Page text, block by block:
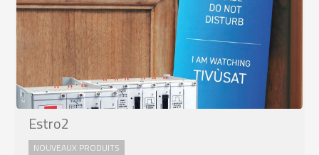
Estro2
NOUVEAUX PRODUITS